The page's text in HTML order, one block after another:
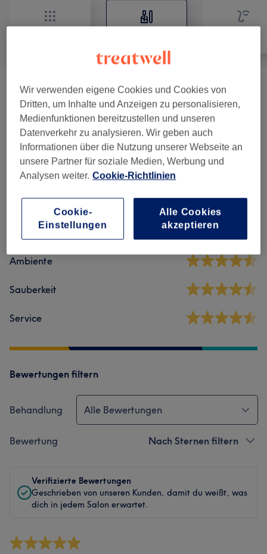
Nagelmodellage (6) ab 15 €
Maniküre & Pediküre (7) ab 0,50 €
Salonbewertungen
4,6 314 Bewertungen
Ambiente
Sauberkeit
Service
Bewertungen filtern
Behandlung Alle Bewertungen
Bewertung Nach Sternen filtern
Verifizierte Bewertungen
Geschrieben von unseren Kunden, damit du weißt, was
dich in jedem Salon erwartet.
Wir verwenden eigene Cookies und Cookies von
Dritten, um Inhalte und Anzeigen zu personalisieren,
Medienfunktionen bereitzustellen und unseren
Datenverkehr zu analysieren. Wir geben auch
Informationen über die Nutzung unserer Webseite an
unsere Partner für soziale Medien, Werbung und
Analysen weiter. Cookie-Richtlinien
Cookie-
Einstellungen
Alle Cookies
akzeptieren